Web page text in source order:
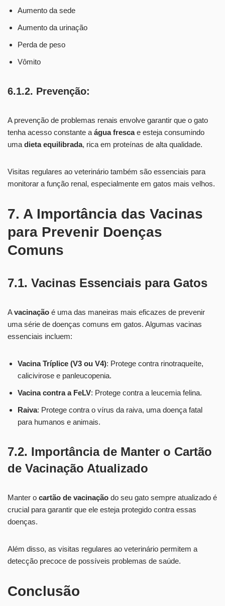
Aumento da sede
Aumento da urinação
Perda de peso
Vômito
6.1.2. Prevenção:
A prevenção de problemas renais envolve garantir que o gato
tenha acesso constante a água frescae esteja consumindo
uma dieta equilibrada, rica em proteínas de alta qualidade.
Visitas regulares ao veterinário também são essenciais para
monitorar a função renal, especialmente em gatos mais velhos.
7. A Importância das Vacinas
para Prevenir Doenças
Comuns
7.1. Vacinas Essenciais para Gatos
Avacinação é uma das maneiras mais eficazes de prevenir
uma série de doenças comuns em gatos. Algumas vacinas
essenciais incluem:
Vacina Tríplice (V3 ou V4): Protege contra rinotraqueíte,
calicivirose e panleucopenia.
Vacina contra a FeLV: Protege contra a leucemia felina.
Raiva: Protege contra o vírus da raiva, uma doença fatal
para humanos e animais.
7.2. Importância de Manter o Cartão
de Vacinação Atualizado
Manter o cartão de vacinação do seu gato sempre atualizado é
crucial para garantir que ele esteja protegido contra essas
doenças.
Além disso, as visitas regulares ao veterinário permitem a
detecção precoce de possíveis problemas de saúde.
Conclusão